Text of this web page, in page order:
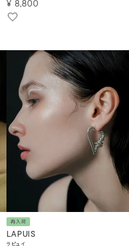
¥ 8,800
再入荷
LAPUIS
ラピュイ